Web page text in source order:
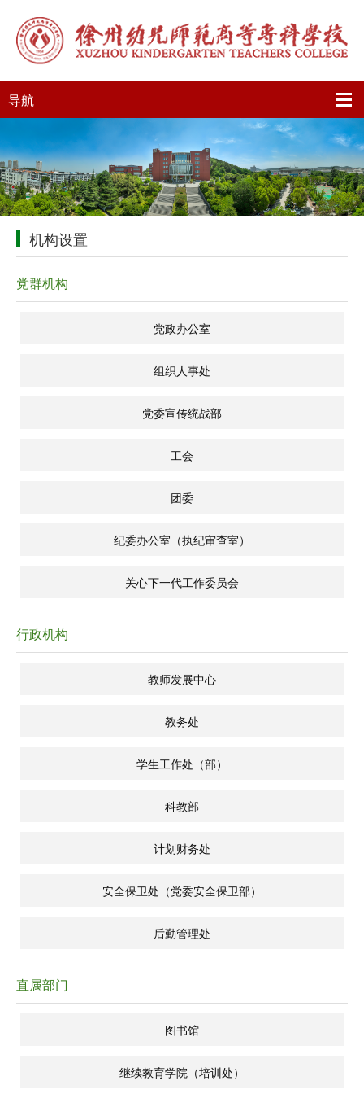
导航
机构设置
党群机构
党政办公室
组织人事处
党委宣传统战部
工会
团委
纪委办公室（执纪审查室）
关心下一代工作委员会
行政机构
教师发展中心
教务处
学生工作处（部）
科教部
计划财务处
安全保卫处（党委安全保卫部）
后勤管理处
直属部门
图书馆
继续教育学院（培训处）